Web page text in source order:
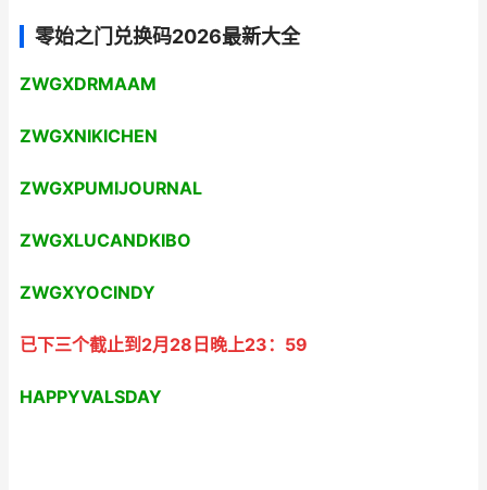
零始之门兑换码2026最新大全
ZWGXDRMAAM
ZWGXNIKICHEN
ZWGXPUMIJOURNAL
ZWGXLUCANDKIBO
ZWGXYOCINDY
已下三个截止到2月28日晚上23：59
HAPPYVALSDAY